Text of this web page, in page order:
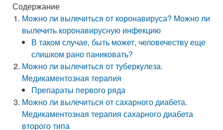
Содержание
Можно ли вылечиться от коронавируса? Можно ли
вылечить коронавирусную инфекцию
В таком случае, быть может, человечеству еще
слишком рано паниковать?
Можно ли вылечиться от туберкулеза.
Медикаментозная терапия
Препараты первого ряда
Можно ли вылечиться от сахарного диабета.
Медикаментозная терапия сахарного диабета
второго типа